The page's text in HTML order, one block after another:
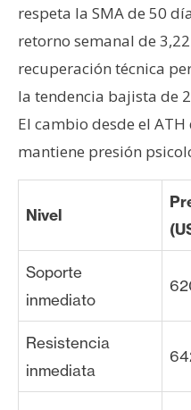
d
respeta la SMA de 50
retorno semanal de
recuperación técnica
la tendencia bajista de
El cambio desde el
mantiene presión
Nivel
Soporte
inmediato
Resistencia
inmediata